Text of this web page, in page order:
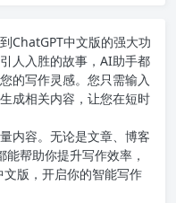
ChatGPT中文版的强大功
人入胜的故事，AI助手都
的写作灵感。您只需输入
成相关内容，让您在短时
内容。无论是文章、博客
帮助你提升写作效率，
文版 ，开启你的智能写作